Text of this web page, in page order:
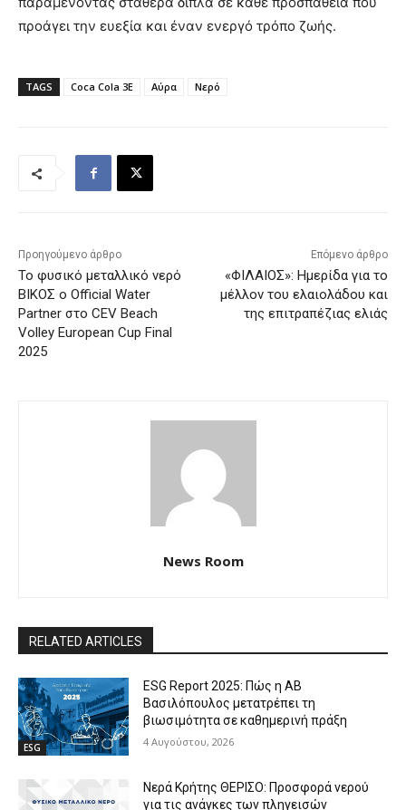
προάγει την ευεξία και έναν ενεργό τρόπο ζωής.
TAGS Coca Cola 3E Αύρα Νερό
Προηγούμενο άρθρο
Το φυσικό μεταλλικό νερό
ΒΙΚΟΣ ο Official Water
Partner στο CEV Beach
Volley European Cup Final
2025
Επόμενο άρθρο
«ΦΙΛΑΙΟΣ»: Ημερίδα για το
μέλλον του ελαιολάδου και
της επιτραπέζιας ελιάς
News Room
RELATED ARTICLES
ESG
ESG Report 2025: Πώς η ΑΒ
Βασιλόπουλος μετατρέπει τη
βιωσιμότητα σε καθημερινή πράξη
4 Αυγούστου, 2026
Νερά Κρήτης ΘΕΡΙΣΟ: Προσφορά νερού
για τις ανάγκες των πληγεισών